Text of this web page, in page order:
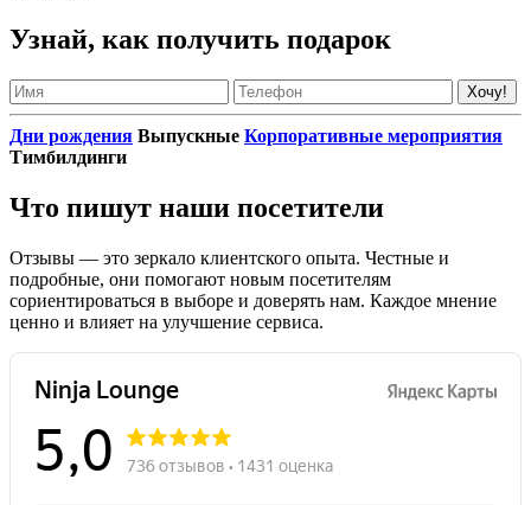
Узнай, как получить подарок
Дни рождения Выпускные Корпоративные мероприятия
Тимбилдинги
Что пишут наши посетители
Отзывы — это зеркало клиентского опыта. Честные и
подробные, они помогают новым посетителям
сориентироваться в выборе и доверять нам. Каждое мнение
ценно и влияет на улучшение сервиса.